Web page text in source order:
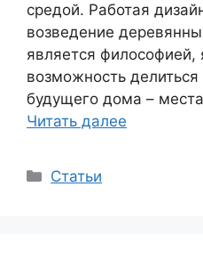
средой. Работая
возведение
является
возможность
будущего дома –
Читать далее
Рубрики
Статьи